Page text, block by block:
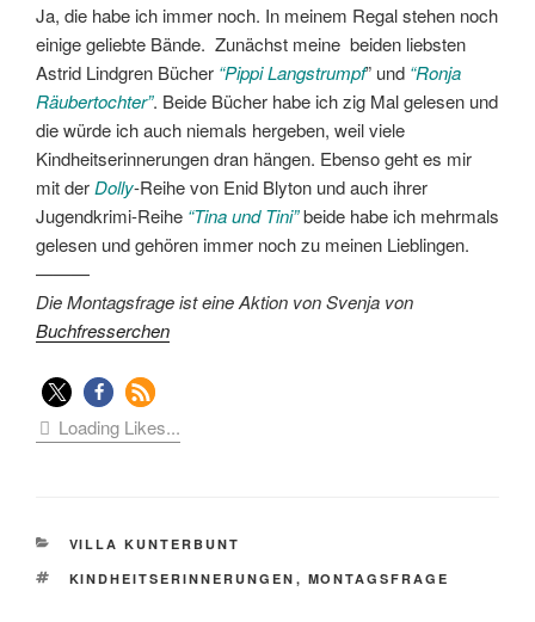
Ja, die habe ich immer noch. In meinem Regal stehen noch
einige geliebte Bände. Zunächst meine beiden liebsten
Astrid Lindgren Bücher “Pippi Langstrumpf” und “Ronja
Räubertochter”. Beide Bücher habe ich zig Mal gelesen und
die würde ich auch niemals hergeben, weil viele
Kindheitserinnerungen dran hängen. Ebenso geht es mir
mit derDolly-Reihe von Enid Blyton und auch ihrer
Jugendkrimi-Reihe “Tina und Tini”beide habe ich mehrmals
gelesen und gehören immer noch zu meinen Lieblingen.
———
Die Montagsfrage ist eine Aktion von Svenja von
Buchfresserchen
Loading Likes...
KATEGORIEN
VILLA KUNTERBUNT
SCHLAGWÖRTER
KINDHEITSERINNERUNGEN , MONTAGSFRAGE